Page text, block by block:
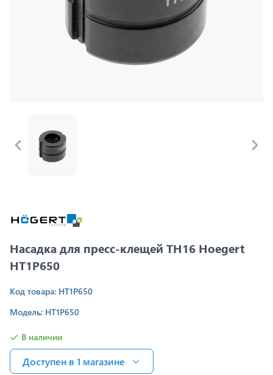
Насадка для пресс-клещей TH16 Hoegert
HT1P650
Код товара: HT1P650
Модель: HT1P650
В наличии
Доступен в 1 магазинe